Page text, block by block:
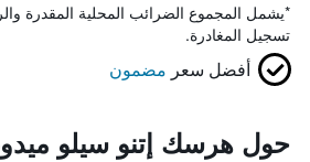
*يشمل المجموع الضرائب المحلية المقدرة
تسجيل المغادرة.
أفضل سعر مضمون
حول هرسك إتنو سيلو